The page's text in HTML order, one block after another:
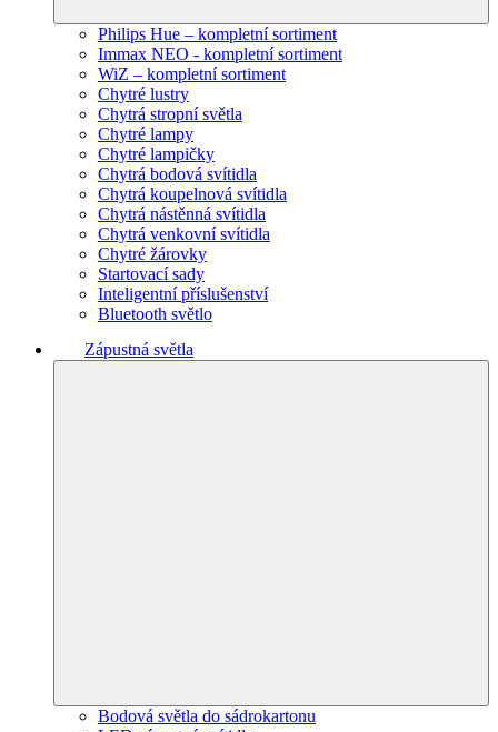
Philips Hue – kompletní sortiment
Immax NEO - kompletní sortiment
WiZ – kompletní sortiment
Chytré lustry
Chytrá stropní světla
Chytré lampy
Chytré lampičky
Chytrá bodová svítidla
Chytrá koupelnová svítidla
Chytrá nástěnná svítidla
Chytrá venkovní svítidla
Chytré žárovky
Startovací sady
Inteligentní příslušenství
Bluetooth světlo
Zápustná světla
Bodová světla do sádrokartonu